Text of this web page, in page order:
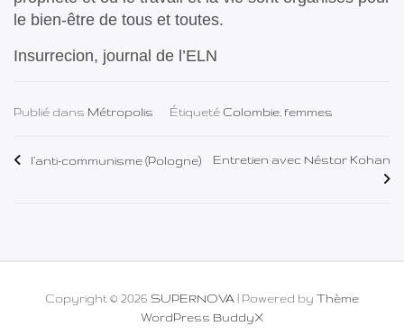
le bien-être de tous et toutes.
Insurrecion, journal de l’ELN
Publié dans Métropolis Étiqueté Colombie femmes
Navigation
l’anti-communisme (Pologne) Entretien avec Néstor Kohan
Copyright © 2026 SUPERNOVA | Powered by Thème
WordPress BuddyX